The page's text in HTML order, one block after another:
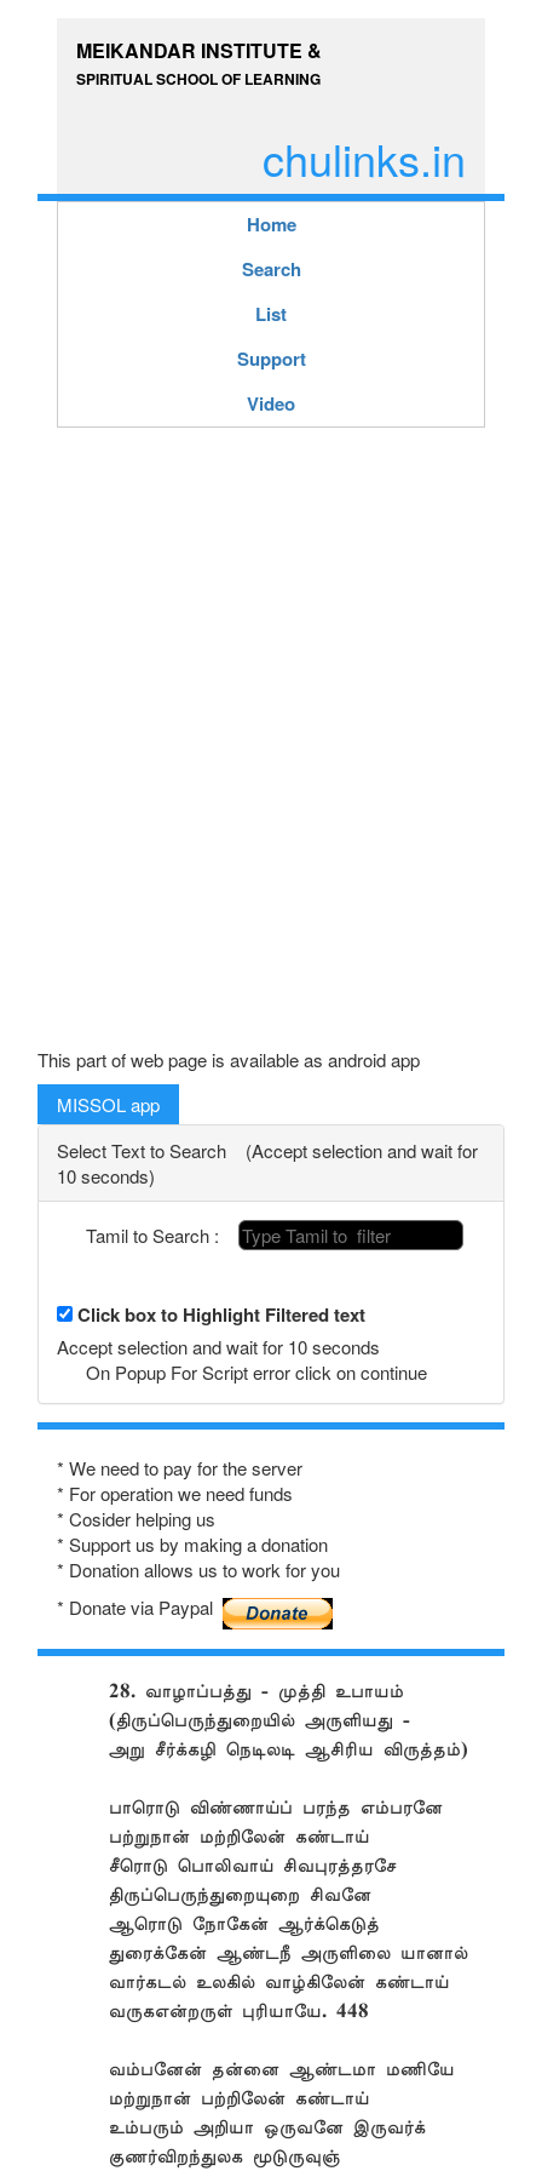
MEIKANDAR INSTITUTE &
SPIRITUAL SCHOOL OF LEARNING
chulinks.in
Home
Search
List
Support
Video
This part of web page is available as android app
MISSOL app
Select Text to Search (Accept selection and wait for
10 seconds)
Tamil to Search :
Click box to Highlight Filtered text
Accept selection and wait for 10 seconds
On Popup For Script error click on continue
* We need to pay for the server
* For operation we need funds
* Cosider helping us
* Support us by making a donation
* Donation allows us to work for you
* Donate via Paypal
28. வாழாப்பத்து - முத்தி உபாயம்
(திருப்பெருந்துறையில் அருளியது -
அறு சீர்க்கழி நெடிலடி ஆசிரிய விருத்தம்)
பாரொடு விண்ணாய்ப் பரந்த எம்பரனே
பற்றுநான் மற்றிலேன் கண்டாய்
சீரொடு பொலிவாய் சிவபுரத்தரசே
திருப்பெருந்துறையுறை சிவனே
ஆரொடு நோகேன் ஆர்க்கெடுத்
துரைக்கேன் ஆண்டநீ அருளிலை யானால்
வார்கடல் உலகில் வாழ்கிலேன் கண்டாய்
வருகஎன்றருள் புரியாயே. 448
வம்பனேன் தன்னை ஆண்டமா மணியே
மற்றுநான் பற்றிலேன் கண்டாய்
உம்பரும் அறியா ஒருவனே இருவர்க்
குணர்விறந்துலக மூடுருவுஞ்